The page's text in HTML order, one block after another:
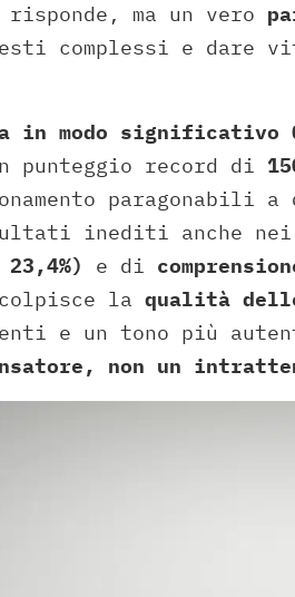
ma un vero
complessi e
in modo significativo
punteggio record di
paragonabili
inediti anche
e di
la qualità
e un tono più
non un